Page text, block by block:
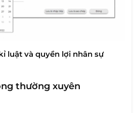
luật và quyền lợi nhân sự
thường xuyên